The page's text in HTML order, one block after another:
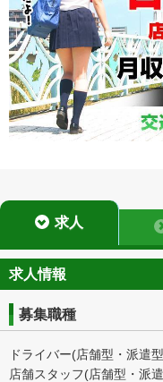
求人
求人情報
募集職種
ドライバー(店舗型・派遣
店舗スタッフ(店舗型・派